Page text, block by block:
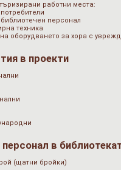
работни места:
библиотечен персонал
техника
оборудването за хора с
в проекти
в
(щатни бройки)